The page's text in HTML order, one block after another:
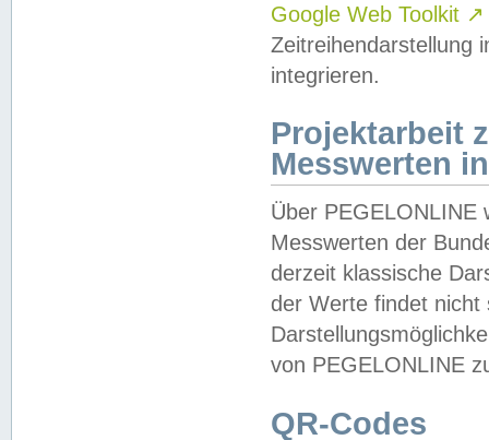
Google Web Toolkit ↗
Zeitreihendarstellung
integrieren.
Projektarbeit
Messwerten
Über PEGELONLINE
Messwerten der
derzeit klassische
der Werte findet
von PEGELONLINE
QR-Codes